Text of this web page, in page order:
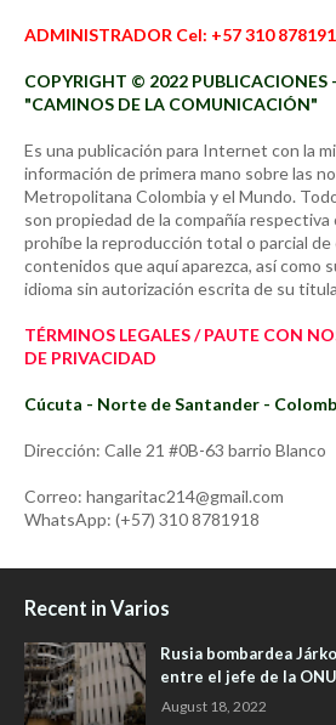
ADMINISTRADOR Cel: +57 310
COPYRIGHT © 2022 PUBLICACIONES
"CAMINOS DE LA COMUNICACIÓN"
Es una publicación para Internet con la
información de primera mano sobre las
Metropolitana Colombia y el Mundo.
son propiedad de la compañía respectiva
prohíbe la reproducción total o parcial de
contenidos que aquí aparezca, así como
idioma sin autorización escrita de su
TÉRMINOS LEGALES / PAUTE CON
DE PRIVACIDAD
Cúcuta - Norte de Santander -
Dirección: Calle 21 #0B-63 barrio Blanco
Correo: hangaritac214@gmail.com
WhatsApp: (+57) 310 8781918
Recent in Varios
Rusia bombardea
entre el jefe de la
August 18, 2022